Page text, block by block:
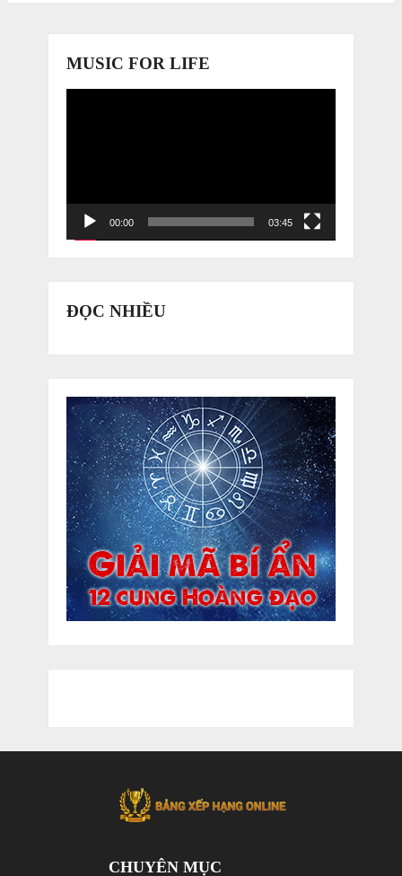
MUSIC FOR LIFE
00:00 03:45
ĐỌC NHIỀU
CHUYÊN MỤC